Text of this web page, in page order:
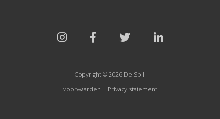
Copyright © 2026 De Spil.
Voorwaarden
Privacy statement